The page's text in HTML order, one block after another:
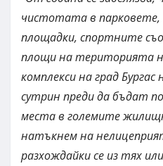
чистотата в
площадки, спортните
площи на територията
комплекси на град Бургас
сутрин преди да бъдат
места в големите
натъкнем на
разхождайки се из тях